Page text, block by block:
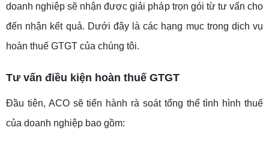
doanh nghiệp sẽ nhận được giải pháp trọn gói từ tư vấn cho
đến nhận kết quả. Dưới đây là các hạng mục trong dịch vụ
hoàn thuế GTGT của chúng tôi.
Tư vấn điều kiện hoàn thuế GTGT
Đầu tiên, ACO sẽ tiến hành rà soát tổng thể tình hình thuế
của doanh nghiệp bao gồm: